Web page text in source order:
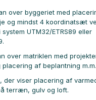
over byggeriet med
og mindst 4 koordinatsæt
UTM32/ETRS89 eller
over matriklen med
af beplantning m.m.
der viser placering af
terræn, gulv og loft.